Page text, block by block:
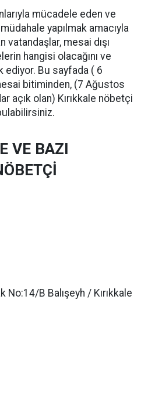
mücadele eden ve
yapılmak amacıyla
mesai dışı
hangisi olacağını ve
ediyor. Bu sayfada ( 6
bitiminden, (7 Ağustos
açık olan) Kırıkkale nöbetçi
VE BAZI
No:14/B Balışeyh / Kırıkkale